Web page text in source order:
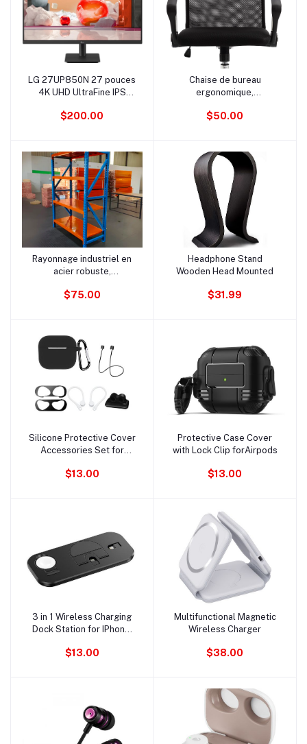
Ajouter au panier
LG 27UP850N 27 pouces
4K UHD UltraFine IPS
400 et USB Type-C.
$200.00
Ajouter au panier
Chaise de bureau
ergonomique,
moderne et élégante,
maille et base pivotante
dorée.
$50.00
Ajouter au panier
Rayonnage industriel en
acier robuste,
directement d'usine, pour
$75.00
Ajouter au panier
Headphone Stand
Wooden Head Mounted
$31.99
Ajouter au panier
Silicone Protective Cover
Accessories Set for
$13.00
Ajouter au panier
Protective Case Cover
with Lock Clip forAirpods
$13.00
Ajouter au panier
3 in 1 Wireless Charging
Dock Station for IPhone,
$13.00
Ajouter au panier
Multifunctional Magnetic
Wireless Charger
$38.00